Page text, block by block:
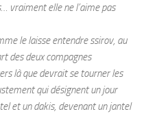
vraiment elle ne l’aime pas
le laisse entendre ssirov, au
des deux compagnes
là que devrait se tourner les
qui désignent un jour
et un dakis, devenant un jantel